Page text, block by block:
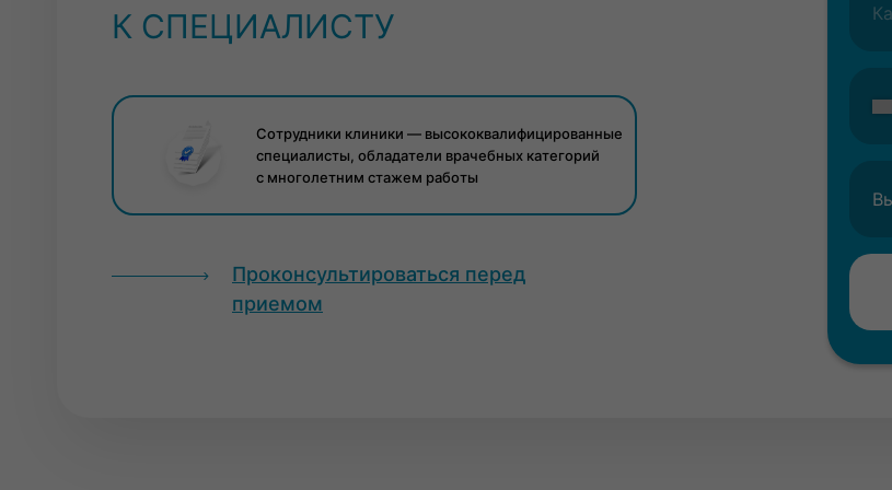
К СПЕЦИАЛИСТУ
Проконсультироваться перед
приемом
Сотрудники клиники — высококвалифицированные
специалисты, обладатели врачебных категорий
с многолетним стажем работы